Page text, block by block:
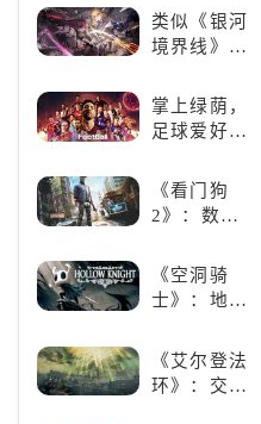
2K24梦幻球
队》类似游
戏精选
类似《银河
境界线》的
类手游推
荐：极致策
掌上绿荫，
足球爱好者
况足球》
《看门狗
2》：数字
狂欢
《空洞骑
士》：地下
探索与极致
冒险
《艾尔登法
环》：交界